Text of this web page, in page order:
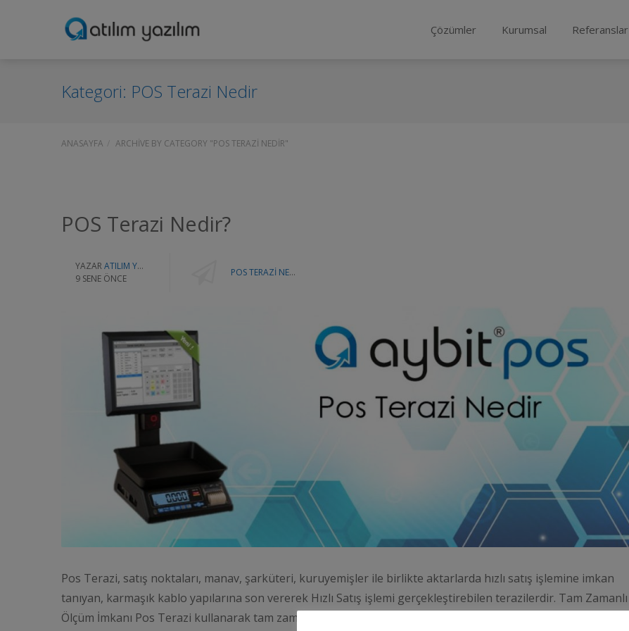
Çözümler Kurumsal Referanslar
Kategori: POS Terazi Nedir
ANASAYFA ARCHIVE BY CATEGORY "POS TERAZI NEDIR"
POS Terazi Nedir?
YAZAR ATILIM YAZILIM
9 SENE ÖNCE
POS TERAZI NEDIR
Pos Terazi, satış noktaları, manav, şarküteri, kuruyemişler ile birlikte aktarlarda hızlı satış işlemine imkan
tanıyan, karmaşık kablo yapılarına son vererek Hızlı Satış işlemi gerçekleştirebilen terazilerdir. Tam Zamanlı
Ölçüm İmkanı Pos Terazi kullanarak tam zamanlı ölçümler gerçekleştirebilirsiniz ve ölçümlerden sonra ilgili